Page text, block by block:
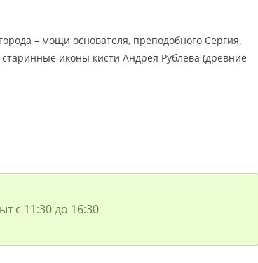
– мощи основателя, преподобного Сергия.
иконы кисти Андрея Рублева (древние
с 11:30 до 16:30